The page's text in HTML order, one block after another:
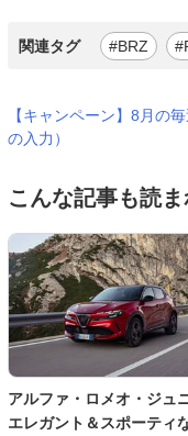
関連タグ #BRZ
【キャンペーン】8月の
の入力）
こんな記事も読
アルファ・ロメオ・ジュ
エレガント＆スポーティ